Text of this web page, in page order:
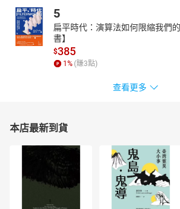
5
扁平時代：演算法如何限縮我們
書】
$385
1 % (賺3點)
查看更多
本店最新到貨